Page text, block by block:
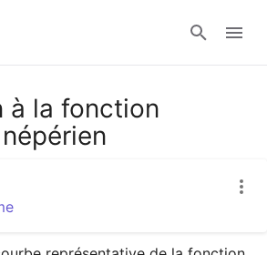
à la fonction